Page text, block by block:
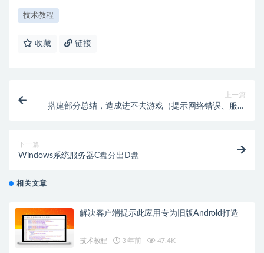
技术教程
收藏 链接
上一篇
搭建部分总结，造成进不去游戏（提示网络错误、服务
下一篇
Windows系统服务器C盘分出D盘
相关文章
解决客户端提示此应用专为旧版Android打造
技术教程 3 年前 47.4K